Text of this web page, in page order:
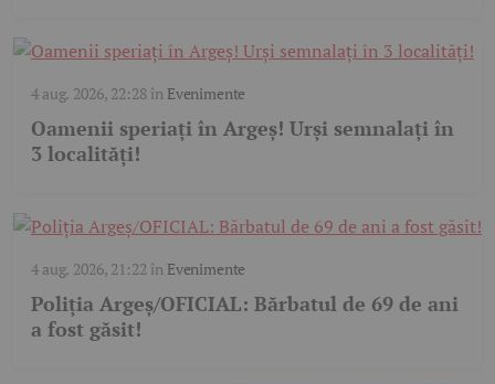
4 aug. 2026, 22:28în Evenimente
Oamenii speriați în Argeș! Urși semnalați în
3 localități!
4 aug. 2026, 21:22 în Evenimente
Poliția Argeș/OFICIAL: Bărbatul de 69 de ani
a fost găsit!